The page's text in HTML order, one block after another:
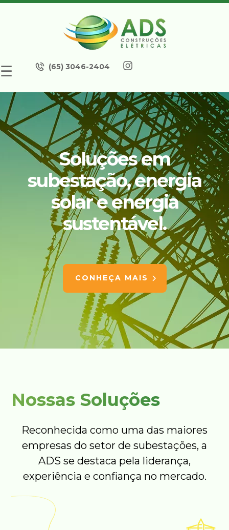
☰ (65) 3046-2404
Soluções em
subestação, energia
solar e energia
sustentável.
CONHEÇA MAIS
Nossas Soluções
Reconhecida como uma das maiores
empresas do setor de subestações, a
ADS se destaca pela liderança,
experiência e confiança no mercado.